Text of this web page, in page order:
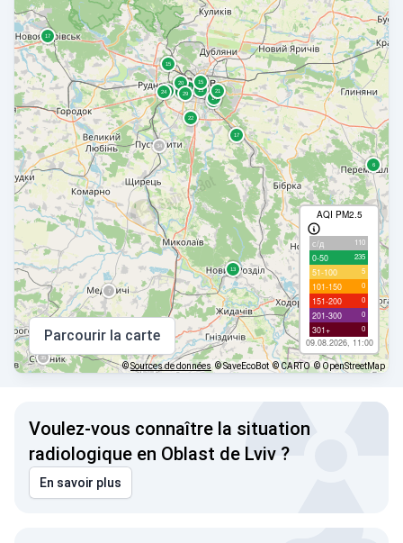
AQI PM2.5
с/д 110
0-50 235
51-100 5
101-150 0
151-200 0
201-300 0
301+ 0
09.08.2026, 11:00
Parcourir la carte
©Sources de données © SaveEcoBot © CARTO © OpenStreetMap
Voulez-vous connaître la situation
radiologique en Oblast de Lviv ?
En savoir plus